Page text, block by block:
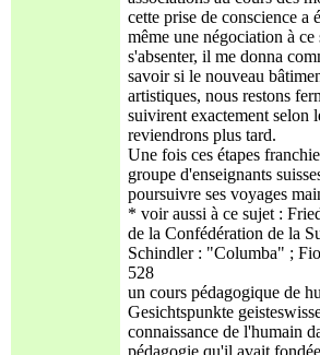
cette prise de conscience a
même une négociation à
s'absenter, il me donna
savoir si le nouveau
artistiques, nous restons
suivirent exactement selon
reviendrons plus tard.
Une fois ces étapes
groupe d'enseignants
poursuivre ses voyages
* voir aussi à ce sujet :
de la Confédération de la
Schindler : "Columba" ;
528
un cours pédagogique de
Gesichtspunkte
connaissance de l'humain
pédagogie qu'il avait